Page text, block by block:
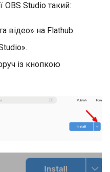
OBS Studio такий:
відео» на Flathub
із кнопкою